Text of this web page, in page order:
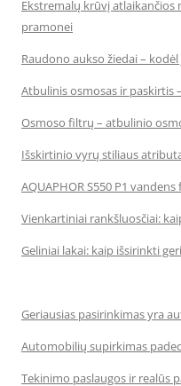
Ekstremalų krūvį atlaikančios
pramonei
Raudono aukso žiedai –
Atbulinis osmosas ir paskirtis
Osmoso filtrų – atbulinio
Išskirtinio vyrų stiliaus
AQUAPHOR S550 P1
Vienkartiniai rankšluosčiai:
Geliniai lakai: kaip išsirinkti
Geriausias pasirinkimas yra
Automobilių supirkimas
Tekinimo paslaugos ir realūs